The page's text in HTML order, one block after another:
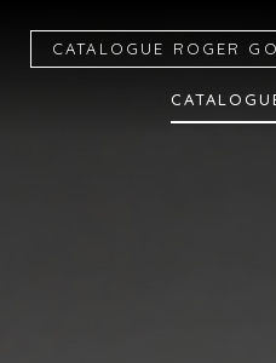
CATALOGUE R OGER G